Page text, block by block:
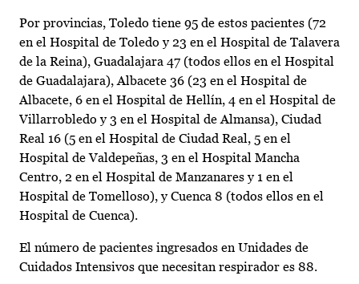
Por provincias, Toledo tiene 95 de estos pacientes (72
en el Hospital de Toledo y 23 en el Hospital de Talavera
de la Reina), Guadalajara 47 (todos ellos en el Hospital
de Guadalajara), Albacete 36 (23 en el Hospital de
Albacete, 6 en el Hospital de Hellín, 4 en el Hospital de
Villarrobledo y 3 en el Hospital de Almansa), Ciudad
Real 16 (5 en el Hospital de Ciudad Real, 5 en el
Hospital de Valdepeñas, 3 en el Hospital Mancha
Centro, 2 en el Hospital de Manzanares y 1 en el
Hospital de Tomelloso), y Cuenca 8 (todos ellos en el
Hospital de Cuenca).
El número de pacientes ingresados en Unidades de
Cuidados Intensivos que necesitan respirador es 88.